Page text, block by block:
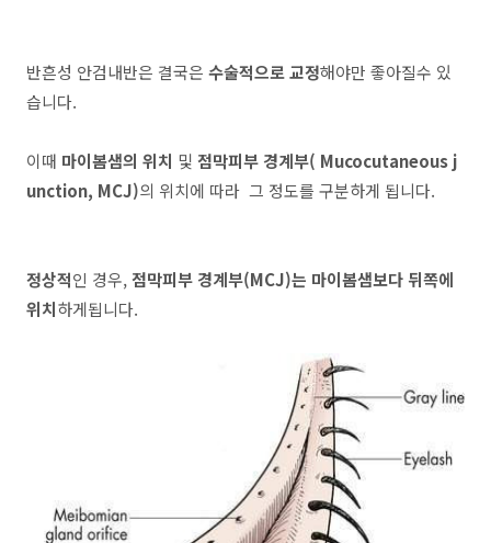
반흔성 안검내반은 결국은 수술적으로 교정해야만 좋아질수 있
습니다.
이때 마이봄샘의 위치 및 점막피부 경계부( Mucocutaneous j
unction, MCJ)의 위치에 따라 그 정도를 구분하게 됩니다.
정상적인 경우,점막피부 경계부(MCJ)는 마이봄샘보다 뒤쪽에
위치하게됩니다.